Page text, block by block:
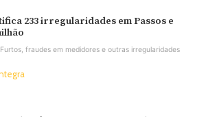
233 irregularidades em Passos e
fraudes em medidores e outras irregularidades